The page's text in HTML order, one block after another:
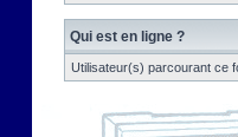
Qui est en ligne ?
Utilisateur(s) parcourant ce